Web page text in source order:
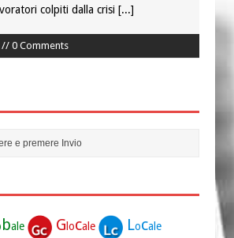
colpiti dalla crisi [...]
// 0 Comments
bale G locale Locale